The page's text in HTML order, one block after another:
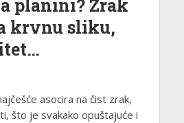
planini? Zrak
krvnu sliku,
asocira na čist zrak,
što je svakako opuštajuće i